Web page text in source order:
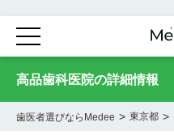
高品歯科医院の詳細情報
歯医者選びならMedee > 東京都 >